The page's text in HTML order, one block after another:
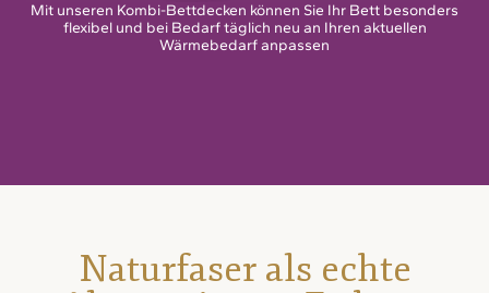
Mit unseren Kombi-Bettdecken können Sie Ihr Bett besonders
flexibel und bei Bedarf täglich neu an Ihren aktuellen
Wärmebedarf anpassen
Naturfaser als echte